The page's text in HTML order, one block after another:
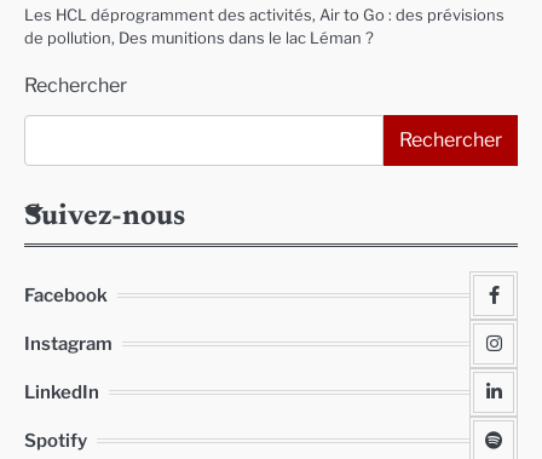
Les HCL déprogramment des activités, Air to Go : des prévisions
de pollution, Des munitions dans le lac Léman ?
Rechercher
Rechercher
Suivez-nous
Facebook
Instagram
LinkedIn
Spotify